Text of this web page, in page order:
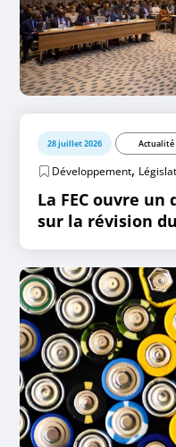
28 juillet 2026 Actualité
Développement,
La FEC ouvre
sur la révision